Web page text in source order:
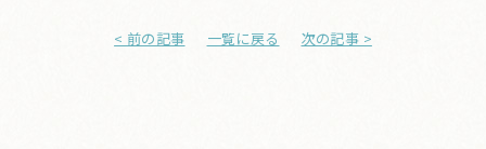
< 前の記事 一覧に戻る 次の記事 >